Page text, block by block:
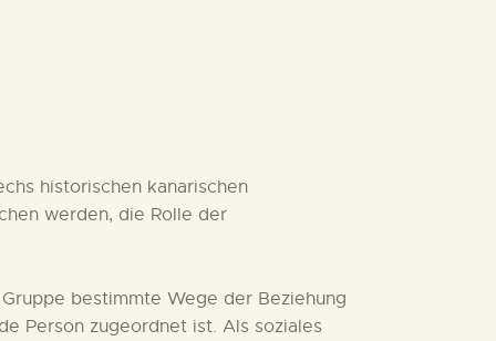
historischen kanarischen
werden, die Rolle der
bestimmte Wege der Beziehung
Person zugeordnet ist. Als soziales